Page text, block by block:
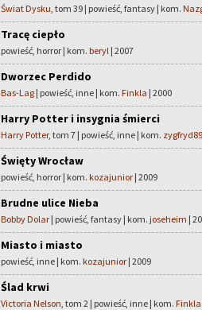
Świat Dysku, tom 39 | powieść, fantasy | kom.
Tracę ciepło
powieść, horror | kom. beryl | 2007
Dworzec Perdido
Bas-Lag | powieść, inne | kom. Finkla | 2000
Harry Potter i insygnia śmierci
Harry Potter, tom 7 | powieść, inne | kom. zygfryd89
Święty Wrocław
powieść, horror | kom. kozajunior | 2009
Brudne ulice Nieba
Bobby Dolar | powieść, fantasy | kom. joseheim |
Miasto i miasto
powieść, inne | kom. kozajunior | 2009
Ślad krwi
Victoria Nelson, tom 2 | powieść, inne | kom. Finkla